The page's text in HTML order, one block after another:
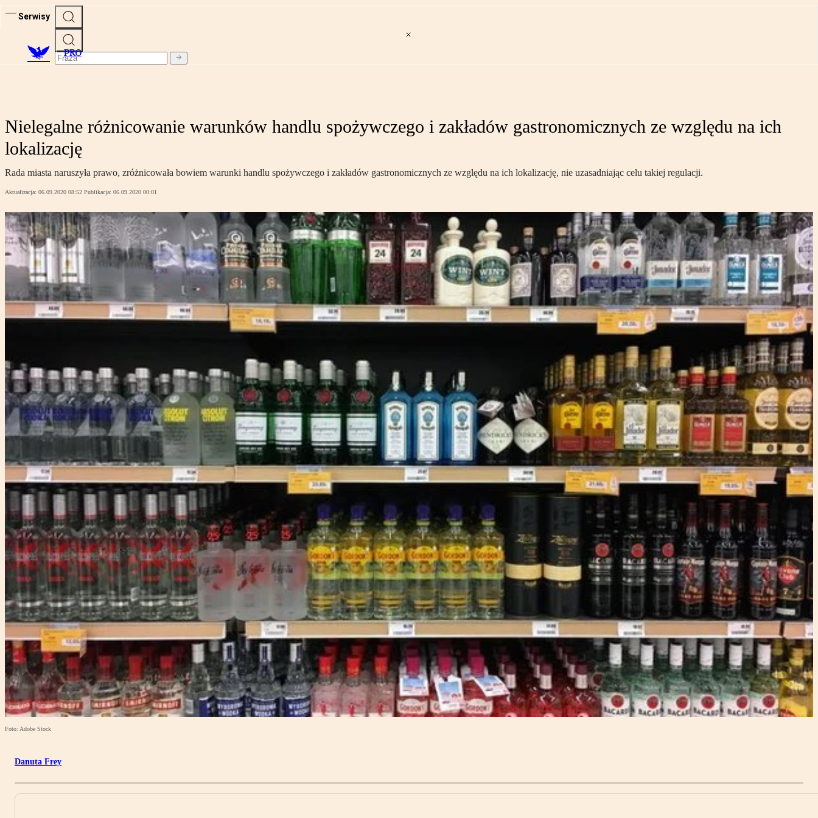
Serwisy
PRO
Nielegalne różnicowanie warunków handlu spożywczego i zakładów gastronomicznych ze względu na ich
lokalizację
Rada miasta naruszyła prawo, zróżnicowała bowiem warunki handlu spożywczego i zakładów gastronomicznych ze względu na ich lokalizację, nie uzasadniając celu takiej regulacji.
Aktualizacja: 06.09.2020 08:52 Publikacja: 06.09.2020 00:01
Foto: Adobe Stock
Danuta Frey